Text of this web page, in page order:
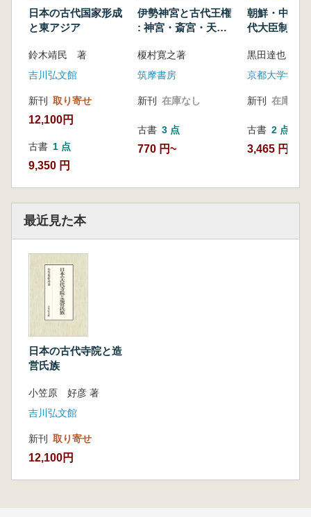
第八章 加守廃寺の長六角円堂とその性格
はじめに
一 加守廃寺の発掘と出土瓦
二 長六角円堂とその性格
三 長六角円堂と義淵と大津皇子
第九章 毛原廃寺の性格と造営氏族
はじめに
一 これまでの研究
二 伽藍と軒瓦からみた造営時期
三 毛原廃寺の造営者をめぐる諸説
四 山辺郡を本拠地とする有力氏族
五 平城宮・京への遷都と山辺君
六 毛原廃寺と伊賀の近隣寺院
おわりに
第一○章 菅原遺跡の八角円堂と長岡院
はじめに
一 発掘された八角円堂院跡
二 八角円堂の諸例とその構造
三 菅原遺跡の八角円堂跡とその復元
四 行基と長岡院
おわりに
第二部 大和周辺の古代寺院と造営氏族
第一章 摂津の猪名寺廃寺・伊丹廃寺と造営
氏族
一 猪名寺廃寺の発掘と伽藍
二 猪名寺廃寺の造営氏族
日本の古代国家形成
と東アジア
鈴木靖民 著
吉川弘文館
新刊 取り寄せ
12,100円
古書 1 点
9,350 円
伊勢神宮と古代王権
: 神宮・斎宮・天皇
榎村寛之著
筑摩書房
新刊 在庫なし
古書 3 点
770 円~
朝鮮・中国
代大臣制 : 「
再検討
黒田達也 著
京都大学学術
新刊 在庫なし
古書 2 点
3,465 円~
最近見た本
日本の古代寺院と造
営氏族
小笠原 好彦 著
吉川弘文館
新刊 取り寄せ
12,100円